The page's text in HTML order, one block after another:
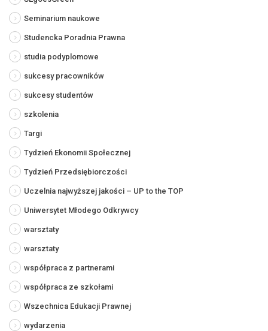
Seminarium naukowe
Studencka Poradnia Prawna
studia podyplomowe
sukcesy pracowników
sukcesy studentów
szkolenia
Targi
Tydzień Ekonomii Społecznej
Tydzień Przedsiębiorczości
Uczelnia najwyższej jakości – UP to the TOP
Uniwersytet Młodego Odkrywcy
warsztaty
warsztaty
współpraca z partnerami
współpraca ze szkołami
Wszechnica Edukacji Prawnej
wydarzenia